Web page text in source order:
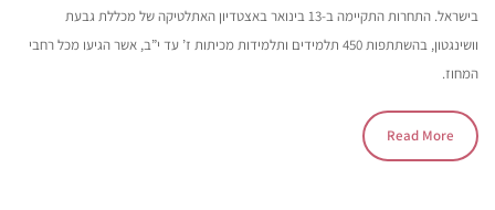
בישראל. התחרות התקיימה ב-13 בינואר באצטדיון האתלטיקה של מכללת גבעת
וושינגטון, בהשתתפות 450 תלמידים ותלמידות מכיתות ז’ עד י”ב, אשר הגיעו מכל רחבי
המחוז.
Read More